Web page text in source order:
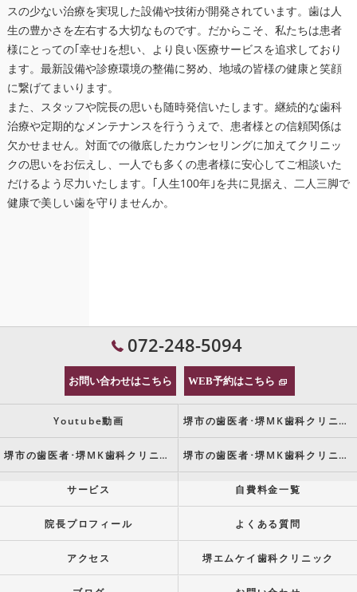
スの少ない治療を実現した設備や技術が開発されています。歯は人
生の豊かさを左右する大切なものです。だからこそ、私たちは患者
様にとっての｢幸せ｣を想い、より良い医療サービスを追求しており
ます。最新設備や診療環境の整備に努め、地域の皆様の健康と笑顔
に繋げてまいります。
また、スタッフや院長の思いも随時発信いたします。継続的な歯科
治療や定期的なメンテナンスを行ううえで、患者様との信頼関係は
欠かせません。対面での徹底したカウンセリングに加えてクリニッ
クの思いをお伝えし、一人でも多くの患者様に安心してご相談いた
だけるよう尽力いたします。｢人生100年｣を共に見据え、二人三脚で
健康で美しい歯を守りませんか。
072-248-5094
お問い合わせはこちら WEB予約はこちら
Youtube動画 堺市の歯医者･堺MK歯科クリニックの口コミ情報
堺市の歯医者･堺MK歯科クリニックの評判 堺市の歯医者･堺MK歯科クリニックのお客様の声
サービス 自費料金一覧
院長プロフィール よくある質問
アクセス 堺エムケイ歯科クリニック